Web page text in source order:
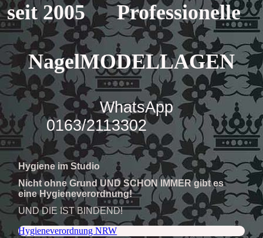
seit 2005 Professionelle
NagelMODELLAGEN
WhatsApp
0163/2113302
Hygiene im Studio
Nicht ohne Grund UND SCHON IMMER gibt es
eine Hygieneverordnung!
UND DIE IST BINDEND!
Hygieneverordnung NRW